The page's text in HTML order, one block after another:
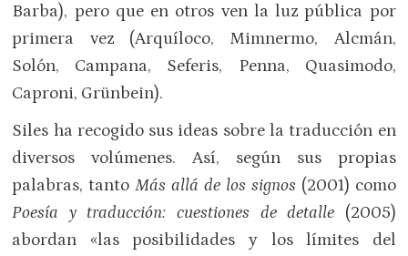
Barba), pero que en otros ven la luz pública por
primera vez (Arquíloco, Mimnermo, Alcmán,
Solón, Campana, Seferis, Penna, Quasimodo,
Caproni, Grünbein).
Siles ha recogido sus ideas sobre la traducción en
diversos volúmenes. Así, según sus propias
palabras, tantoMás allá de los signos (2001) como
Poesía y traducción: cuestiones de detalle (2005)
abordan «las posibilidades y los límites del